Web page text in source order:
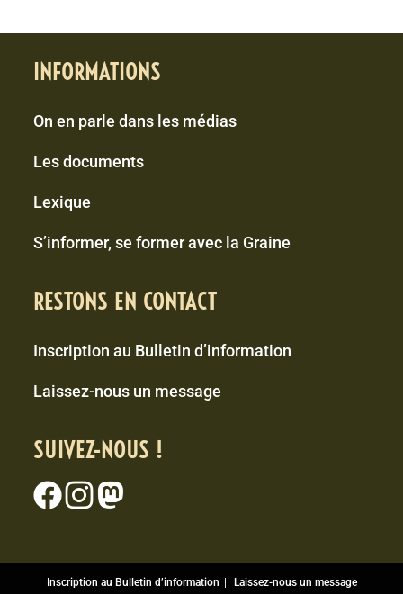
INFORMATIONS
On en parle dans les médias
Les documents
Lexique
S’informer, se former avec la Graine
RESTONS EN CONTACT
Inscription au Bulletin d’information
Laissez-nous un message
SUIVEZ-NOUS !
Inscription au Bulletin d’information Laissez-nous un message